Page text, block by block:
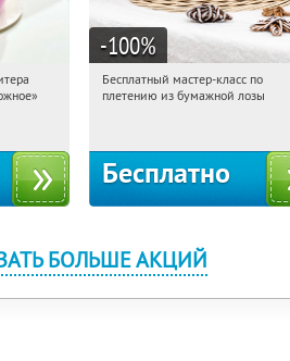
-100%
07:37:49 Получили:
Бесплатный мастер-класс по
плетению из бумажной лозы
Бесплатно
БОЛЬШЕ АКЦИЙ